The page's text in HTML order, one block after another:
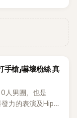
槍」嚇壞粉絲 真
人男團，也是
發力的表演及Hip-
絲，近年也陸續